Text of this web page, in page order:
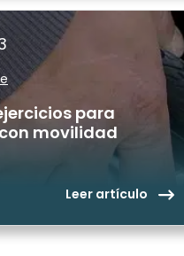
para
movilidad
Leer artículo